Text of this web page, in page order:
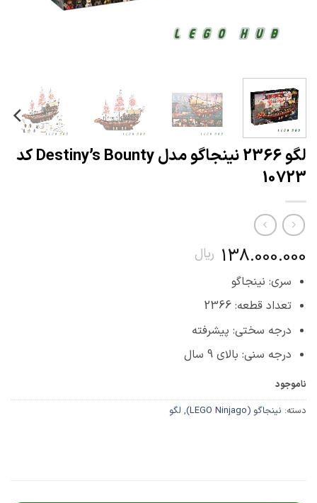
لگو 2366 نینجاگو مدل Destiny’s Bounty کد
10723
138.000.000 ریال
سری: نینجاگو
تعداد قطعه: 2366
درجه سختی: پیشرفته
درجه سنی: بالای 9 سال
ناموجود
دسته:نینجاگو (LEGO Ninjago) ,لگو